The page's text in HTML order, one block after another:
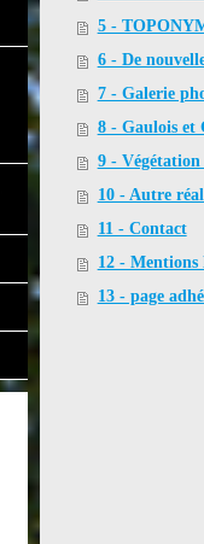
5 -
6 - De
7 - Galerie
8 - Gaulois et
9 -
10 - Autre
11 - Contact
12 - Mentions
13 - page